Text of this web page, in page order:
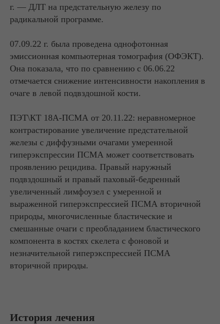
г. — ДЛТ на предстательную железу по
радикальной программе.
07.09.22 г. была проведена однофотонная
эмиссионная компьютерная томография (ОФЭКТ).
Она показала, что по сравнению с 06.06.22
отмечается снижение интенсивности накопления в
очаге в левой подвздошной кости.
ПЭТ\КТ 18А-ПСМА от 20.11.22: неравномерное
контрастирование увеличение предстательной
железы с диффузными очагами умеренной
гиперэкспрессии ПСМА может соответствовать
проявлению рецидива. Правый наружный
подвздошный и правый паховый-бедренный
увеличенный лимфоузел с умеренной и
выраженной гиперэкспрессией ПСМА вторичной
природы, многочисленные бластические и
смешанные очаги с преобладанием бластического
компонента в костях скелета с фоновой и
незначительной гиперэкспрессией ПСМА
вторичной природы.
История лечения